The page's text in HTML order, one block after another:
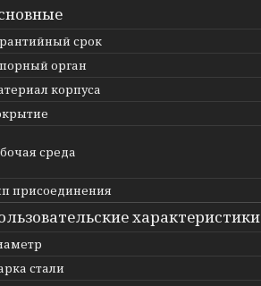
срок
орган
корпуса
среда
присоединения
характеристики
стали